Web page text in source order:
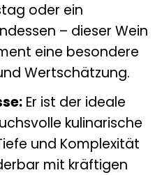
oder ein
– dieser Wein
eine besondere
Wertschätzung.
Er ist der ideale
kulinarische
und Komplexität
mit kräftigen